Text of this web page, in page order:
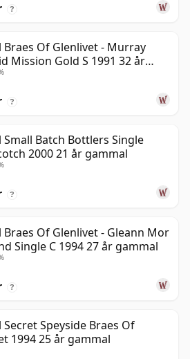
?
Braes Of Glenlivet - Murray
Mission Gold S 1991 32 år
?
Small Batch Bottlers Single
2000 21 år gammal
?
Braes Of Glenlivet - Gleann Mor
Single C 1994 27 år gammal
?
Secret Speyside Braes Of
1994 25 år gammal